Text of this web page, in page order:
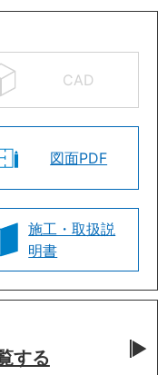
CAD
図面PDF
施工・取扱説
明書
する